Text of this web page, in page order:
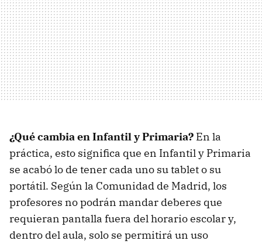
¿Qué cambia en Infantil y Primaria? En la
práctica, esto significa que en Infantil y Primaria
se acabó lo de tener cada uno su tablet o su
portátil. Según la Comunidad de Madrid, los
profesores no podrán mandar deberes que
requieran pantalla fuera del horario escolar y,
dentro del aula, solo se permitirá un uso